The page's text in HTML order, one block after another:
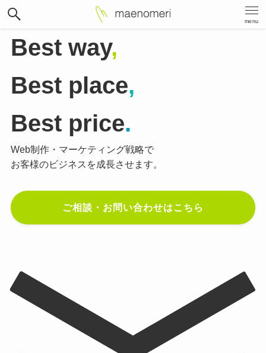
menu
Best way,
Best place,
Best price.
Web制作・マーケティング戦略で
お客様のビジネスを成長させます。
ご相談・お問い合わせはこちら